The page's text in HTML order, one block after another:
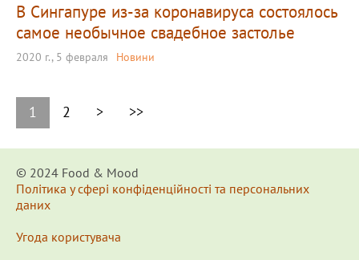
В Сингапуре из-за коронавируса состоялось
самое необычное свадебное застолье
2020 г., 5 февраля Новини
1 2 > >>
© 2024 Food & Мood
Політика у сфері конфіденційності та персональних
даних
Угода користувача